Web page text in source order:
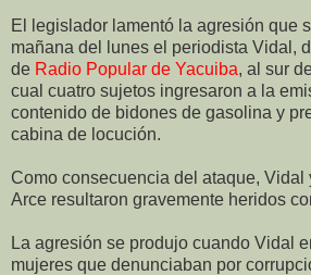
El legislador lamentó la agresión que
mañana del lunes el periodista Vidal,
de Radio Popular de Yacuiba, al sur
cual cuatro sujetos ingresaron a la
contenido de bidones de gasolina y
cabina de locución.
Como consecuencia del ataque, Vidal
Arce resultaron gravemente heridos
La agresión se produjo cuando Vidal
mujeres que denunciaban por